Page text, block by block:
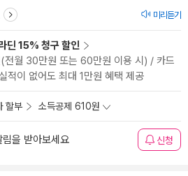
미리듣기
딘 15% 청구 할인
전월 30만원 또는 60만원 이용 시) / 카드
적이 없어도 최대 1만원 혜택 제공
할부 소득공제 610원
을 받아보세요 신청